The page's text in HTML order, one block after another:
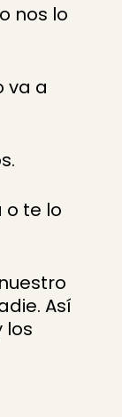
nos lo
va a
o te lo
Así
los